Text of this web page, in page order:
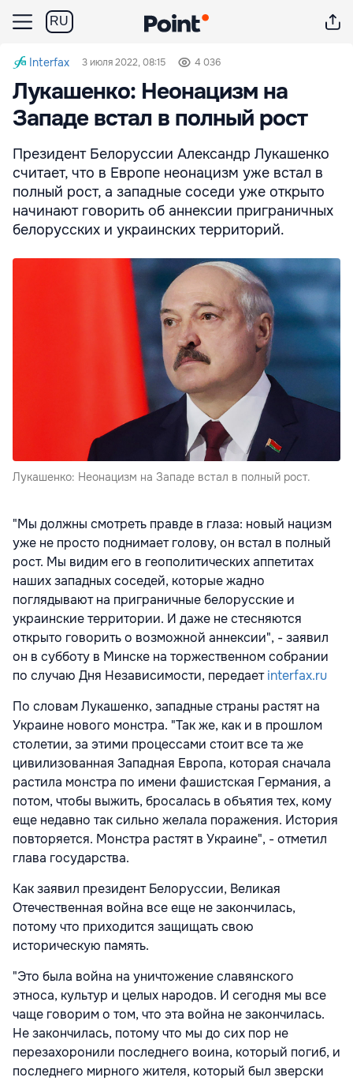
RU
Interfax 3 июля 2022, 08:15 4 036
Лукашенко: Неонацизм на
Западе встал в полный рост
Президент Белоруссии Александр Лукашенко
считает, что в Европе неонацизм уже встал в
полный рост, а западные соседи уже открыто
начинают говорить об аннексии приграничных
белорусских и украинских территорий.
Лукашенко: Неонацизм на Западе встал в полный рост.
"Мы должны смотреть правде в глаза: новый нацизм
уже не просто поднимает голову, он встал в полный
рост. Мы видим его в геополитических аппетитах
наших западных соседей, которые жадно
поглядывают на приграничные белорусские и
украинские территории. И даже не стесняются
открыто говорить о возможной аннексии", - заявил
он в субботу в Минске на торжественном собрании
по случаю Дня Независимости, передаетinterfax.ru
По словам Лукашенко, западные страны растят на
Украине нового монстра. "Так же, как и в прошлом
столетии, за этими процессами стоит все та же
цивилизованная Западная Европа, которая сначала
растила монстра по имени фашистская Германия, а
потом, чтобы выжить, бросалась в объятия тех, кому
еще недавно так сильно желала поражения. История
повторяется. Монстра растят в Украине", - отметил
глава государства.
Как заявил президент Белоруссии, Великая
Отечественная война все еще не закончилась,
потому что приходится защищать свою
историческую память.
"Это была война на уничтожение славянского
этноса, культур и целых народов. И сегодня мы все
чаще говорим о том, что эта война не закончилась.
Не закончилась, потому что мы до сих пор не
перезахоронили последнего воина, который погиб, и
последнего мирного жителя, который был зверски